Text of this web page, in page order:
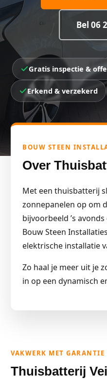
Bel 06
Gratis inspectie &
Erkend & verzekerd
BOUW STEEN
Over
Met een thuisbatterij
zonnepanelen op om
bijvoorbeeld ’s
Bouw Steen
elektrische installatie
Zo haal je meer uit je
in op een dynamisch
VAKWERK MET GARANTIE
Thuisbatterij